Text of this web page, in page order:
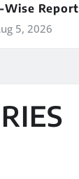
Wise Report
5, 2026